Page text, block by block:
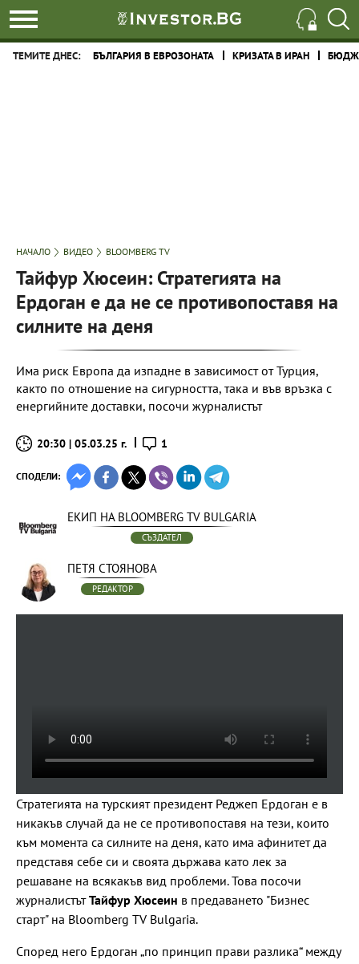
ТЕМИТЕ ДНЕС: БЪЛГАРИЯ В ЕВРОЗОНАТА КРИЗАТА В ИРАН
НАЧАЛО ВИДЕО BLOOMBERG TV
Тайфур Хюсеин: Стратегията на
Ердоган е да не се противопоставя на
силните на деня
Има риск Европа да изпадне в зависимост от Турция,
както по отношение на сигурността, така и във връзка с
енергийните доставки, посочи журналистът
20:30 | 05.03.25 г. 1
СПОДЕЛИ:
ЕКИП НА BLOOMBERG TV BULGARIA
СЪЗДАТЕЛ
ПЕТЯ СТОЯНОВА
РЕДАКТОР
Стратегията на турският президент Реджеп Ердоган е в
никакъв случай да не се противопоставя на тези, които
към момента са силните на деня, като има афинитет да
представя себе си и своята държава като лек за
решаване на всякакъв вид проблеми. Това посочи
журналистътТайфур Хюсеин в предаването "Бизнес
старт" на Bloomberg TV Bulgaria.
Според него Ердоган „по принцип прави разлика“ между